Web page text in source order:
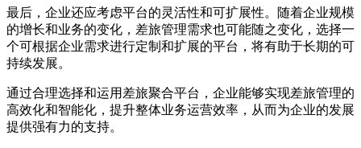
最后，企业还应考虑平台的灵活性和可扩展性。随着企业规模
的增长和业务的变化，差旅管理需求也可能随之变化，选择一
个可根据企业需求进行定制和扩展的平台，将有助于长期的可
持续发展。
通过合理选择和运用差旅聚合平台，企业能够实现差旅管理的
高效化和智能化，提升整体业务运营效率，从而为企业的发展
提供强有力的支持。